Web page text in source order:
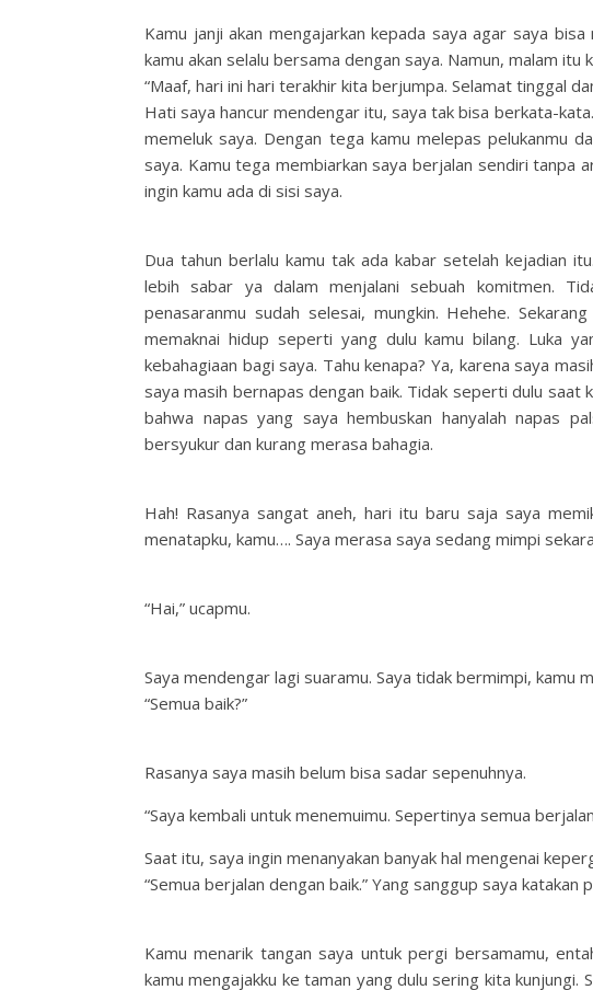
Kamu janji akan mengajarkan kepada saya agar saya
kamu akan selalu bersama dengan saya. Namun, malam itu
“Maaf, hari ini hari terakhir kita berjumpa. Selamat tinggal
Hati saya hancur mendengar itu, saya tak bisa berkata-
memeluk saya. Dengan tega kamu melepas pelukanmu
saya. Kamu tega membiarkan saya berjalan sendiri tanpa
ingin kamu ada di sisi saya.
Dua tahun berlalu kamu tak ada kabar setelah kejadian
lebih sabar ya dalam menjalani sebuah komitmen.
penasaranmu sudah selesai, mungkin. Hehehe.
memaknai hidup seperti yang dulu kamu bilang. Luka
kebahagiaan bagi saya. Tahu kenapa? Ya, karena saya
saya masih bernapas dengan baik. Tidak seperti dulu saat
bahwa napas yang saya hembuskan hanyalah napas
bersyukur dan kurang merasa bahagia.
Hah! Rasanya sangat aneh, hari itu baru saja saya
menatapku, kamu…. Saya merasa saya sedang mimpi
“Hai,” ucapmu.
Saya mendengar lagi suaramu. Saya tidak bermimpi, kamu
“Semua baik?”
Rasanya saya masih belum bisa sadar sepenuhnya.
“Saya kembali untuk menemuimu. Sepertinya semua
Saat itu, saya ingin menanyakan banyak hal mengenai
“Semua berjalan dengan baik.” Yang sanggup saya katakan
Kamu menarik tangan saya untuk pergi bersamamu,
kamu mengajakku ke taman yang dulu sering kita